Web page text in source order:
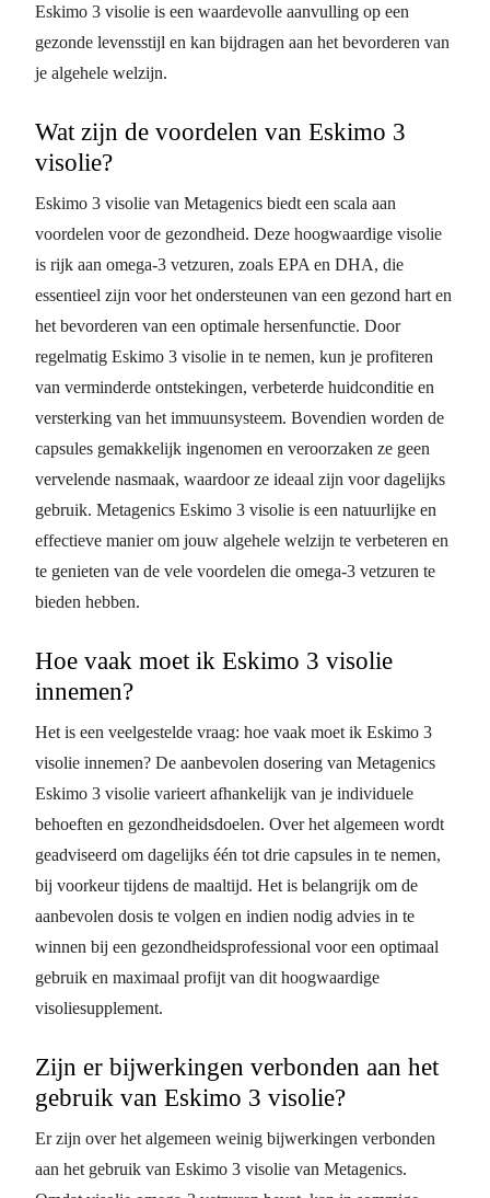
Eskimo 3 visolie is een waardevolle aanvulling op een
gezonde levensstijl en kan bijdragen aan het bevorderen van
je algehele welzijn.
Wat zijn de voordelen van Eskimo 3
visolie?
Eskimo 3 visolie van Metagenics biedt een scala aan
voordelen voor de gezondheid. Deze hoogwaardige visolie
is rijk aan omega-3 vetzuren, zoals EPA en DHA, die
essentieel zijn voor het ondersteunen van een gezond hart en
het bevorderen van een optimale hersenfunctie. Door
regelmatig Eskimo 3 visolie in te nemen, kun je profiteren
van verminderde ontstekingen, verbeterde huidconditie en
versterking van het immuunsysteem. Bovendien worden de
capsules gemakkelijk ingenomen en veroorzaken ze geen
vervelende nasmaak, waardoor ze ideaal zijn voor dagelijks
gebruik. Metagenics Eskimo 3 visolie is een natuurlijke en
effectieve manier om jouw algehele welzijn te verbeteren en
te genieten van de vele voordelen die omega-3 vetzuren te
bieden hebben.
Hoe vaak moet ik Eskimo 3 visolie
innemen?
Het is een veelgestelde vraag: hoe vaak moet ik Eskimo 3
visolie innemen? De aanbevolen dosering van Metagenics
Eskimo 3 visolie varieert afhankelijk van je individuele
behoeften en gezondheidsdoelen. Over het algemeen wordt
geadviseerd om dagelijks één tot drie capsules in te nemen,
bij voorkeur tijdens de maaltijd. Het is belangrijk om de
aanbevolen dosis te volgen en indien nodig advies in te
winnen bij een gezondheidsprofessional voor een optimaal
gebruik en maximaal profijt van dit hoogwaardige
visoliesupplement.
Zijn er bijwerkingen verbonden aan het
gebruik van Eskimo 3 visolie?
Er zijn over het algemeen weinig bijwerkingen verbonden
aan het gebruik van Eskimo 3 visolie van Metagenics.